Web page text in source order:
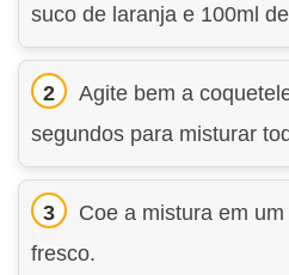
suco de laranja e 100ml
Agite bem a
segundos para misturar
Coe a mistura em
fresco.